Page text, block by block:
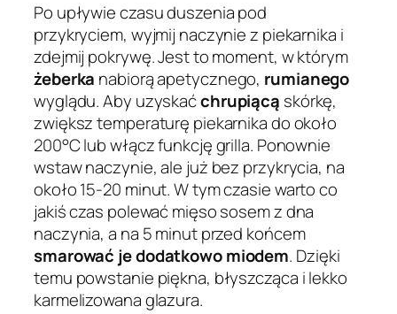
Po upływie czasu duszenia pod
przykryciem, wyjmij naczynie z piekarnika i
zdejmij pokrywę. Jest to moment, w którym
żeberka nabiorą apetycznego, rumianego
wyglądu. Aby uzyskaćchrupiącą skórkę,
zwiększ temperaturę piekarnika do około
200°C lub włącz funkcję grilla. Ponownie
wstaw naczynie, ale już bez przykrycia, na
około 15-20 minut. W tym czasie warto co
jakiś czas polewać mięso sosem z dna
naczynia, a na 5 minut przed końcem
smarować je dodatkowo miodem. Dzięki
temu powstanie piękna, błyszcząca i lekko
karmelizowana glazura.